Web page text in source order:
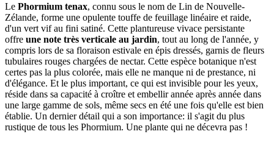
Le Phormium tenax, connu sous le nom de Lin de Nouvelle-
Zélande, forme une opulente touffe de feuillage linéaire et raide,
d'un vert vif au fini satiné. Cette plantureuse vivace persistante
offre une note très verticale au jardin, tout au long de l'année, y
compris lors de sa floraison estivale en épis dressés, garnis de fleurs
tubulaires rouges chargées de nectar. Cette espèce botanique n'est
certes pas la plus colorée, mais elle ne manque ni de prestance, ni
d'élégance. Et le plus important, ce qui est invisible pour les yeux,
réside dans sa capacité à croître et embellir année après année dans
une large gamme de sols, même secs en été une fois qu'elle est bien
établie. Un dernier détail qui a son importance: il s'agit du plus
rustique de tous les Phormium. Une plante qui ne décevra pas !